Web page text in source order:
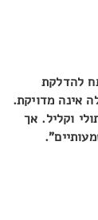
להדלקת
אינה מדויקת.
וקליל. אך